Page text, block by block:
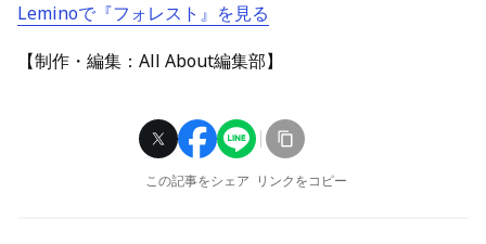
Leminoで『フォレスト』を見る
【制作・編集：All About編集部】
この記事をシェア リンクをコピー